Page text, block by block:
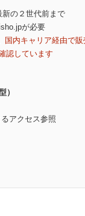
の２世代前まで
が必要
内キャリア経由で販
認しています
）
アクセス参照